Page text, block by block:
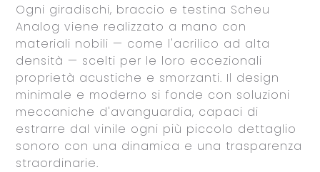
Ogni giradischi, braccio e testina Scheu
Analog viene realizzato a mano con
materiali nobili — come l'acrilico ad alta
densità — scelti per le loro eccezionali
proprietà acustiche e smorzanti. Il design
minimale e moderno si fonde con soluzioni
meccaniche d'avanguardia, capaci di
estrarre dal vinile ogni più piccolo dettaglio
sonoro con una dinamica e una trasparenza
straordinarie.